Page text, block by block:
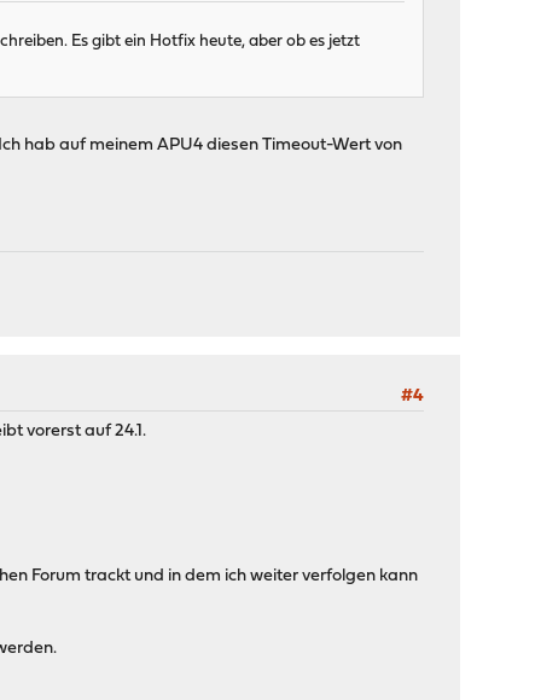
Es gibt ein Hotfix heute, aber ob es jetzt
hab auf meinem APU4 diesen Timeout-Wert von
#4
vorerst auf 24.1.
Forum trackt und in dem ich weiter verfolgen kann